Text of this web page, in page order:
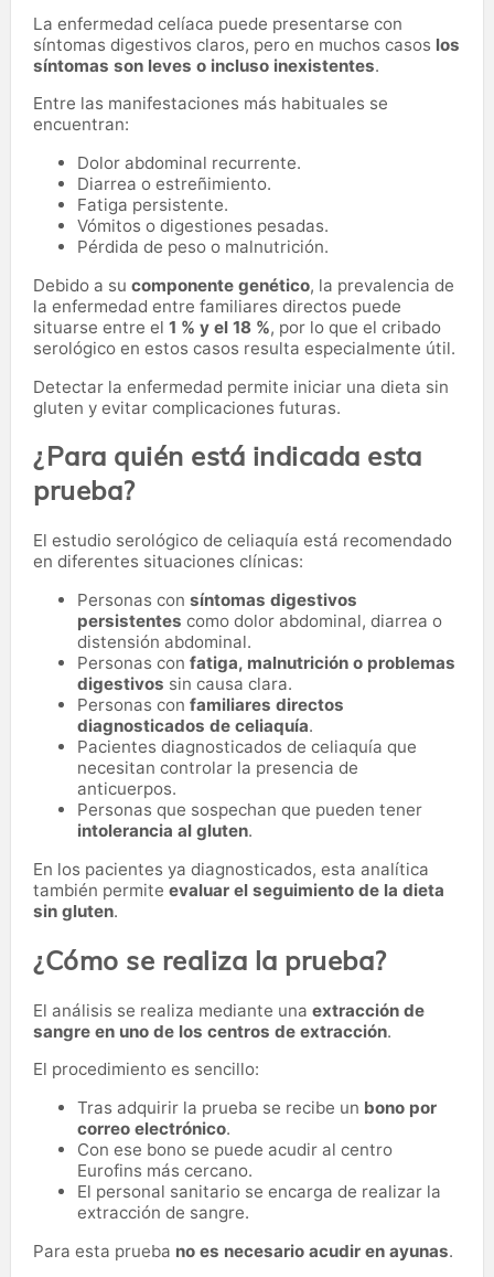
La enfermedad celíaca puede presentarse con
síntomas digestivos claros, pero en muchos casos los
síntomas son leves o incluso inexistentes.
Entre las manifestaciones más habituales se
encuentran:
Dolor abdominal recurrente.
Diarrea o estreñimiento.
Fatiga persistente.
Vómitos o digestiones pesadas.
Pérdida de peso o malnutrición.
Debido a su componente genético, la prevalencia de
la enfermedad entre familiares directos puede
situarse entre el 1 % y el 18 %, por lo que el cribado
serológico en estos casos resulta especialmente útil.
Detectar la enfermedad permite iniciar una dieta sin
gluten y evitar complicaciones futuras.
¿Para quién está indicada esta
prueba?
El estudio serológico de celiaquía está recomendado
en diferentes situaciones clínicas:
Personas con síntomas digestivos
persistentes como dolor abdominal, diarrea o
distensión abdominal.
Personas con fatiga, malnutrición o problemas
digestivos sin causa clara.
Personas con familiares directos
diagnosticados de celiaquía.
Pacientes diagnosticados de celiaquía que
necesitan controlar la presencia de
anticuerpos.
Personas que sospechan que pueden tener
intolerancia al gluten.
En los pacientes ya diagnosticados, esta analítica
también permite evaluar el seguimiento de la dieta
sin gluten.
¿Cómo se realiza la prueba?
El análisis se realiza mediante una extracción de
sangre en uno de los centros de extracción.
El procedimiento es sencillo:
Tras adquirir la prueba se recibe un bono por
correo electrónico.
Con ese bono se puede acudir al centro
Eurofins más cercano.
El personal sanitario se encarga de realizar la
extracción de sangre.
Para esta prueba no es necesario acudir en ayunas.